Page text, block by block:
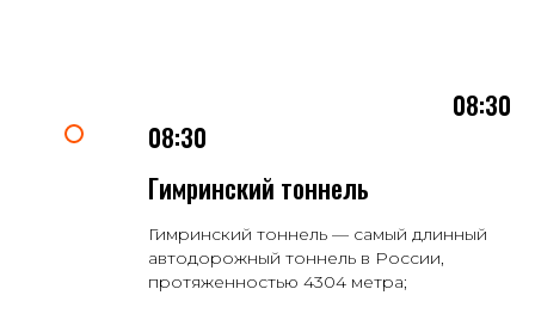
08:30
08:30
Гимринский тоннель
Гимринский тоннель — самый длинный
автодорожный тоннель в России,
протяженностью 4304 метра;